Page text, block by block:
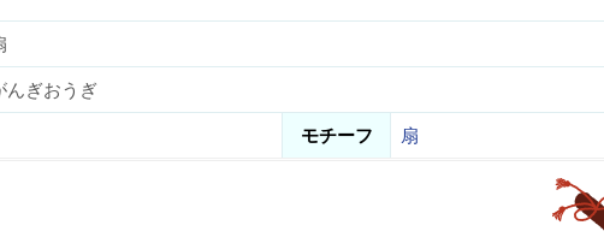
んぎおうぎ
モチーフ 扇